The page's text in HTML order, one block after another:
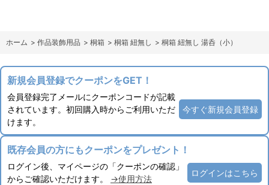
ホーム > 作品装飾用品 > 桐箱 > 桐箱 紐無し > 桐箱 紐無し 湯呑（小）
新規会員登録でクーポンをGET！
会員登録完了メールにクーポンコードが記載
されています。初回購入時からご利用いただ
けます。
今すぐ新規会員登録
既存会員の方にもクーポンをプレゼント！
ログイン後、マイページの「クーポンの確認」
からご確認いただけます。 →使用方法
ログインはこちら